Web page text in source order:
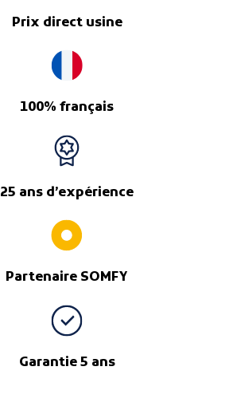
Prix direct usine
100% français
25 ans d’expérience
Partenaire SOMFY
Garantie 5 ans